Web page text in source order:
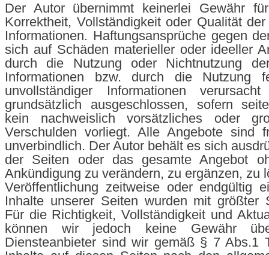
Der Autor übernimmt keinerlei Gewähr
Korrektheit, Vollständigkeit oder Qualität
Informationen. Haftungsansprüche gegen
sich auf Schäden materieller oder ideeller
durch die Nutzung oder Nichtnutzung
Informationen bzw. durch die Nutzung
unvollständiger Informationen
grundsätzlich ausgeschlossen, sofern
kein nachweislich vorsätzliches oder
Verschulden vorliegt. Alle Angebote sind
unverbindlich. Der Autor behält es sich
der Seiten oder das gesamte Angebot
Ankündigung zu verändern, zu ergänzen, zu
Veröffentlichung zeitweise oder endgültig
Inhalte unserer Seiten wurden mit größter
Für die Richtigkeit, Vollständigkeit und
können wir jedoch keine Gewähr
Diensteanbieter sind wir gemäß § 7 Abs.1